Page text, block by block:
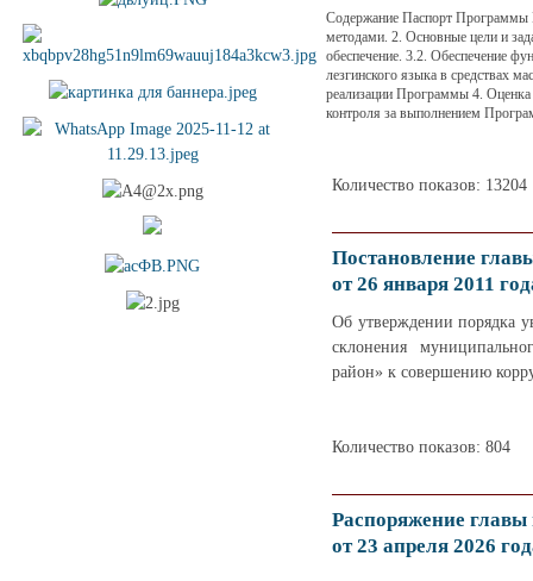
Содержание Паспорт Программы
методами. 2. Основные цели и
обеспечение. 3.2. Обеспечение
лезгинского языка в средствах
реализации Программы 4. Оценка
контроля за выполнением
Количество показов: 13204
Постановление
от 26 января 2011
Об утверждении порядка
склонения
район» к совершению
Количество показов: 804
Распоряжение
от 23 апреля 2026